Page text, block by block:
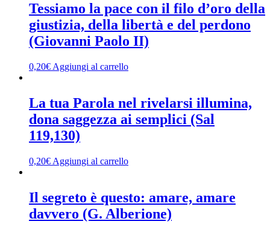
Tessiamo la pace con il filo d’oro della
giustizia, della libertà e del perdono
(Giovanni Paolo II)
0,20€ Aggiungi al carrello
La tua Parola nel rivelarsi illumina,
dona saggezza ai semplici (Sal
119,130)
0,20€ Aggiungi al carrello
Il segreto è questo: amare, amare
davvero (G. Alberione)